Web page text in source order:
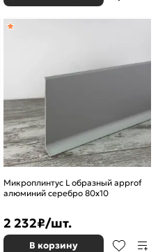
Микроплинтус L образный approf
алюминий серебро 80x10
2 232₽/шт.
В корзину